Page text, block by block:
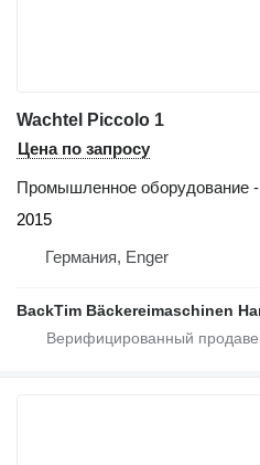
Wachtel Piccolo 1
Цена по запросу
Промышленное оборудование
2015
Германия, Enger
BackTim Bäckereimaschinen